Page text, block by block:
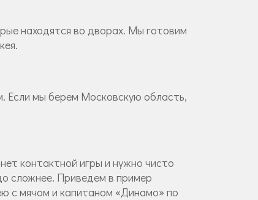
находятся во дворах. Мы готовим
Если мы берем Московскую область,
контактной игры и нужно чисто
сложнее. Приведем в пример
с мячом и капитаном «Динамо» по